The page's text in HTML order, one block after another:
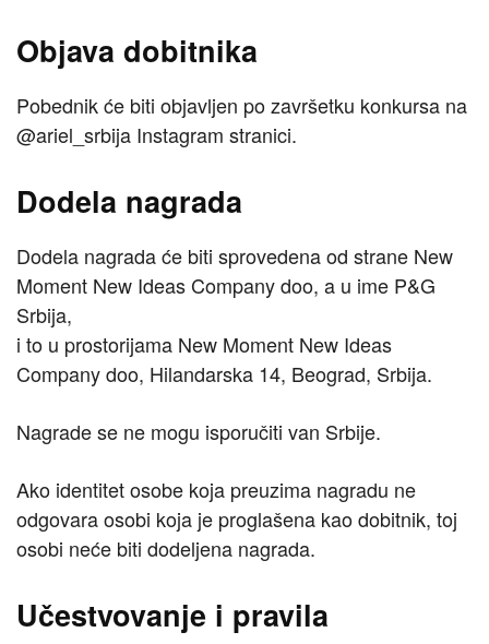
Objava dobitnika
Pobednik će biti objavljen po završetku konkursa na
@ariel_srbija Instagram stranici.
Dodela nagrada
Dodela nagrada će biti sprovedena od strane New
Moment New Ideas Company doo, a u ime P&G
Srbija,
i to u prostorijama New Moment New Ideas
Company doo, Hilandarska 14, Beograd, Srbija.
Nagrade se ne mogu isporučiti van Srbije.
Ako identitet osobe koja preuzima nagradu ne
odgovara osobi koja je proglašena kao dobitnik, toj
osobi neće biti dodeljena nagrada.
Učestvovanje i pravila